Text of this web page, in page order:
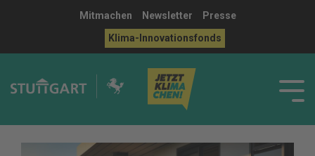
Mitmachen Newsletter
Presse
Klima-Innovationsfonds